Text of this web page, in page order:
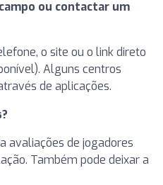
ou contactar um
o site ou o link direto
Alguns centros
de aplicações.
avaliações de jogadores
Também pode deixar a